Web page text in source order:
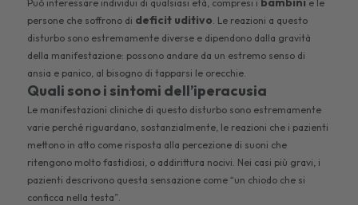
Può interessare individui di qualsiasi età, compresi i
e le
persone che soffrono di deficit uditivo. Le reazioni a questo
disturbo sono estremamente diverse e dipendono dalla gravità
della manifestazione: possono andare da un estremo senso di
ansia e panico, al bisogno di tapparsi le orecchie.
Quali sono i sintomi dell’iperacusia
Le manifestazioni cliniche di questo disturbo sono estremamente
varie perché riguardano, sostanzialmente, le reazioni che i pazienti
mettono in atto come risposta alla percezione di suoni che
ritengono molto fastidiosi, o addirittura nocivi. Nei casi più gravi, i
pazienti descrivono questa sensazione come “un chiodo che si
conficca nella testa”.